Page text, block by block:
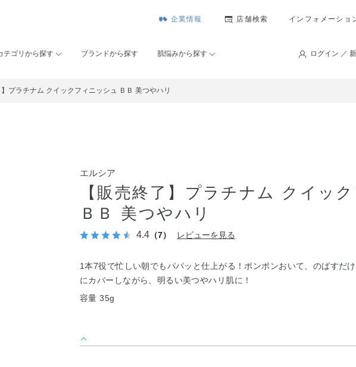
企業情報 店舗検索 インフォメーショ
テゴリから探す ブランドから探す 肌悩みから探す ログイン ／
プラチナム クイックフィニッシュ ＢＢ 美つやハリ
エルシア
【販売終了】プラチナム クイッ
ＢＢ 美つやハリ
4.4 （7） レビューを見る
1本7役で忙しい朝でもパパッと仕上がる！ポンポンおいて、のばすだ
にカバーしながら、明るい美つやハリ肌に！
容量 35g